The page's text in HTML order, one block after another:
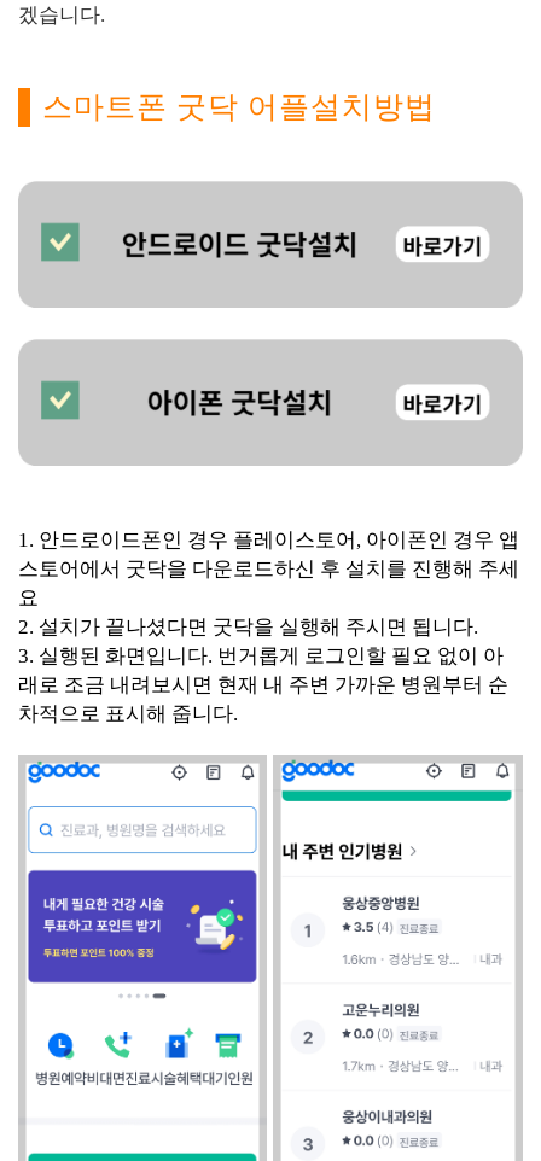
겠습니다.
스마트폰 굿닥 어플설치방법
1. 안드로이드폰인 경우 플레이스토어, 아이폰인 경우 앱
스토어에서 굿닥을 다운로드하신 후 설치를 진행해 주세
요
2. 설치가 끝나셨다면 굿닥을 실행해 주시면 됩니다.
3. 실행된 화면입니다. 번거롭게 로그인할 필요 없이 아
래로 조금 내려보시면 현재 내 주변 가까운 병원부터 순
차적으로 표시해 줍니다.